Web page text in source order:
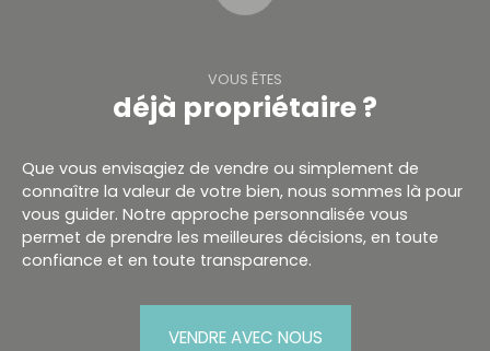
VOUS ÊTES
déjà propriétaire ?
Que vous envisagiez de vendre ou simplement de
connaître la valeur de votre bien, nous sommes là pour
vous guider. Notre approche personnalisée vous
permet de prendre les meilleures décisions, en toute
confiance et en toute transparence.
VENDRE AVEC NOUS